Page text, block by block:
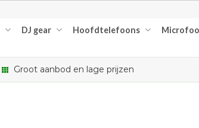
DJ gear Hoofdtelefoons
Groot aanbod en lage prijzen